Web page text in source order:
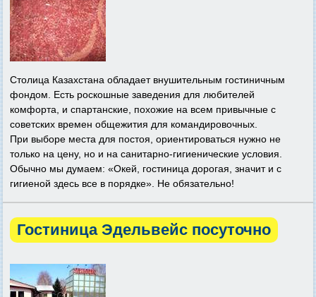
Столица Казахстана обладает внушительным гостиничным
фондом. Есть роскошные заведения для любителей
комфорта, и спартанские, похожие на всем привычные с
советских времен общежития для командировочных.
При выборе места для постоя, ориентироваться нужно не
только на цену, но и на санитарно-гигиенические условия.
Обычно мы думаем: «Окей, гостиница дорогая, значит и с
гигиеной здесь все в порядке». Не обязательно!
Гостиница Эдельвейс посуточно